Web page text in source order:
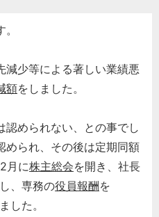
減少等による著しい業績悪
額をしました。
認められない、との事でし
められ、その後は定期同額
月に株主総会を開き、社長
、専務の役員報酬を
した。